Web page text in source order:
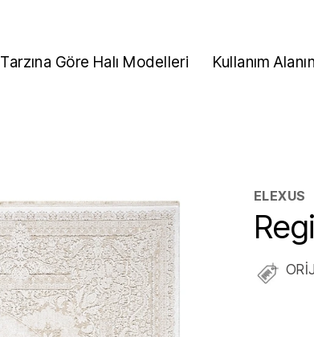
Tarzına Göre Halı Modelleri Kullanım
ELEXUS